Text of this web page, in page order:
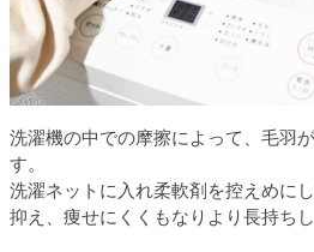
洗濯機の中での摩擦によって、毛羽
す。
洗濯ネットに入れ柔軟剤を控えめに
抑え、痩せにくくもなりより長持ちし